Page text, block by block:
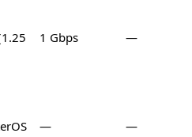
1 Gbps —
— —